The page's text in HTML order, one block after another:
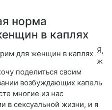
норма
в каплях
Я,
ж
поделиться своим
возбуждающих капель
многие из нас
в сексуальной жизни, и я